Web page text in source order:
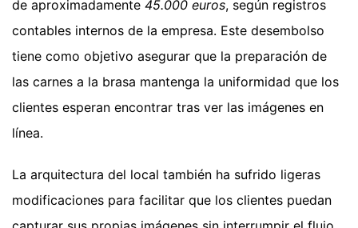
de aproximadamente 45.000 euros, según registros
contables internos de la empresa. Este desembolso
tiene como objetivo asegurar que la preparación de
las carnes a la brasa mantenga la uniformidad que los
clientes esperan encontrar tras ver las imágenes en
línea.
La arquitectura del local también ha sufrido ligeras
modificaciones para facilitar que los clientes puedan